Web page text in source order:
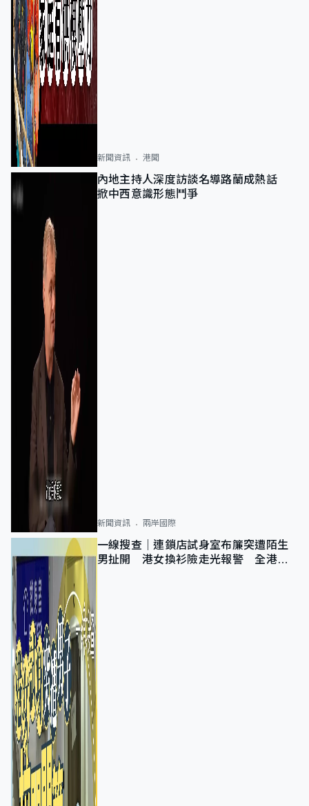
新聞資訊 港聞
內地主持人深度訪談名導路蘭成熱話
掀中西意識形態鬥爭
新聞資訊 兩岸國際
一線搜查｜連鎖店試身室布簾突遭陌生
男扯開 港女換衫險走光報警 全港分